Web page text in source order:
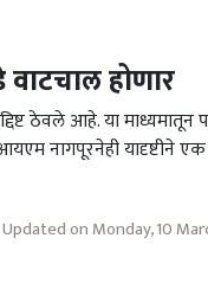
होणार
ठेवले आहे. या
नागपूरनेही यादृष्टीने
Updated on Monday, 10